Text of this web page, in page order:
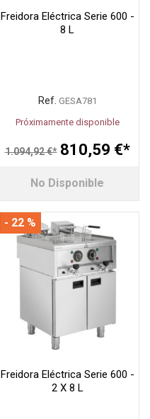
Freidora Eléctrica Serie 600 -
8 L
Ref. GESA781
Próximamente disponible
1.094,92 €* 810,59 €*
No Disponible
Freidora Eléctrica Serie 600 -
2 X 8 L
- 22 %